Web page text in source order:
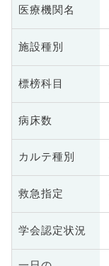
医療機関名
施設種別
標榜科目
病床数
カルテ種別
救急指定
学会認定状況